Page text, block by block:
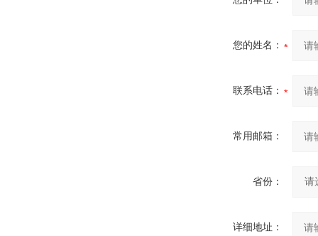
您的姓名：
联系电话：
常用邮箱：
省份：
详细地址：